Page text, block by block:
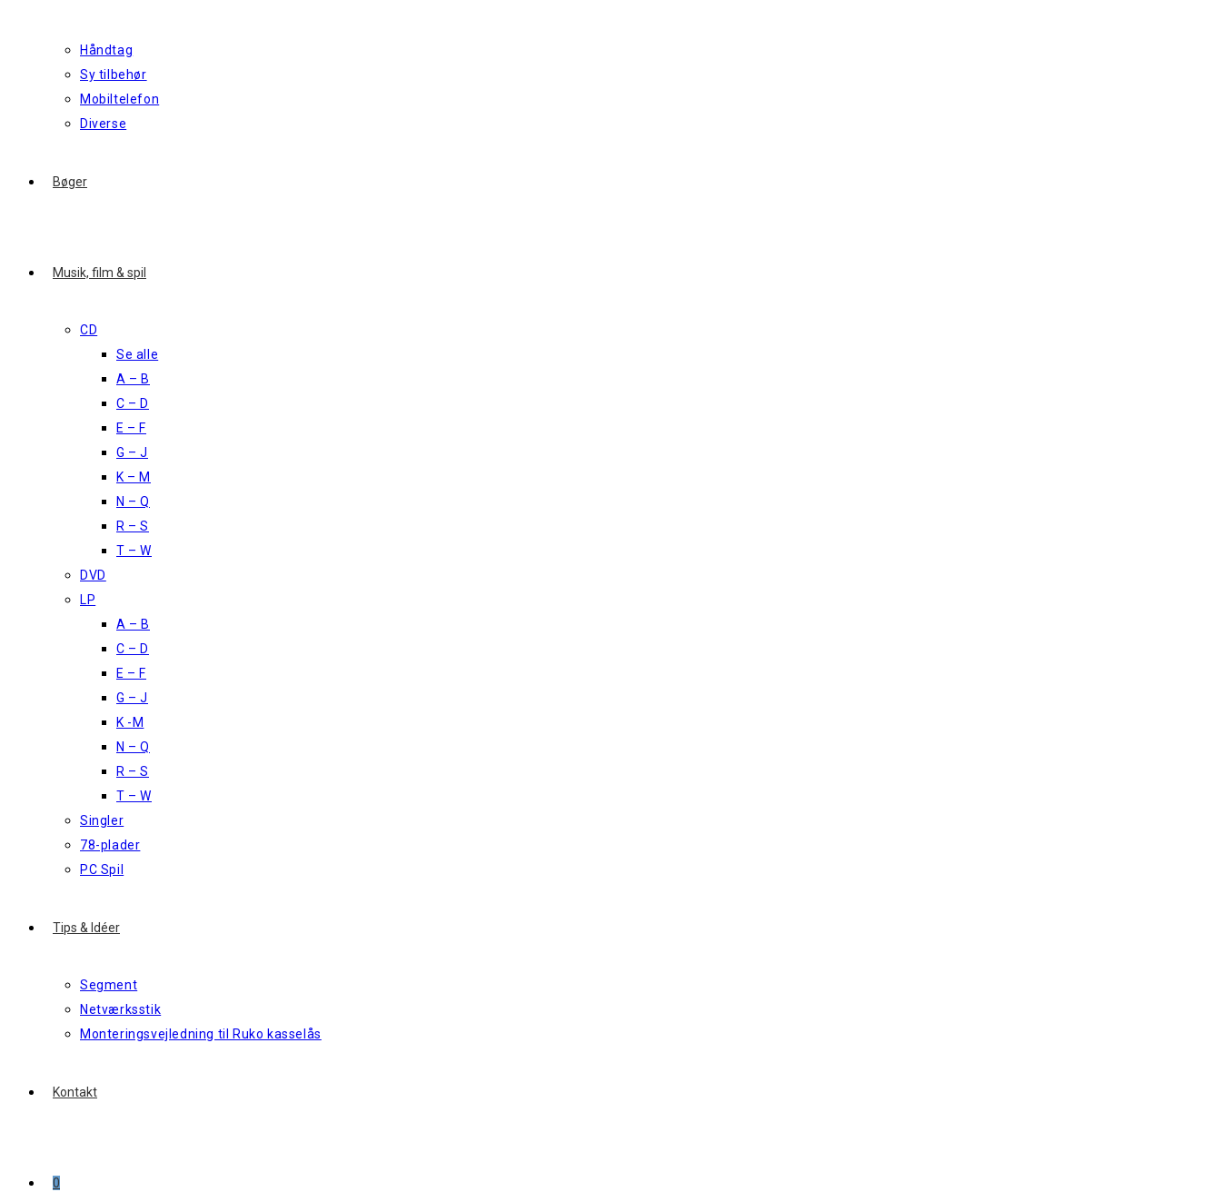
Håndtag
Sy tilbehør
Mobiltelefon
Diverse
Bøger
Musik, film & spil
CD
Se alle
A – B
C – D
E – F
G – J
K – M
N – Q
R – S
T – W
DVD
LP
A – B
C – D
E – F
G – J
K -M
N – Q
R – S
T – W
Singler
78-plader
PC Spil
Tips & Idéer
Segment
Netværksstik
Monteringsvejledning til Ruko kasselås
Kontakt
0